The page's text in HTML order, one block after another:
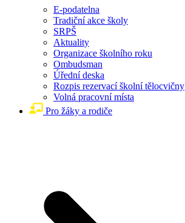
E-podatelna
Tradiční akce školy
SRPŠ
Aktuality
Organizace školního roku
Ombudsman
Úřední deska
Rozpis rezervací školní tělocvičny
Volná pracovní místa
Pro žáky a rodiče